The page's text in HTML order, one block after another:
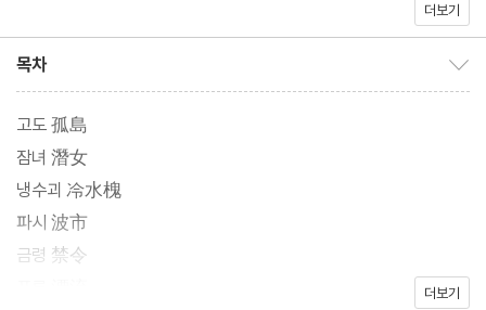
순조 1년, 신유박해로 절해고도 흑산도로 유배된 정약전은 절망적인
망을 안고 섬사람들의 삶 속으로 뛰어들면서 그곳에서 어보를 쓰기
로 결심한다. 정약전은 바다를 잘 아는 흑산도 청년 어부 창대를 만
나 어보를 쓰는 데 큰 도움을 얻으며 나이와 신분을 뛰어넘어 서로에
게 스승이자 벗이 된다.
소설 『자산어보』에서는 어지럽고 지난했던 조선후기 사회상이 농민
과 어민들의 삶을 통해 드러난다. 어부와 잠녀들의 일상사나 표류민
더보기
목차
고도 孤島
잠녀 潛女
냉수괴 冷水槐
파시 波市
금령 禁令
더보기